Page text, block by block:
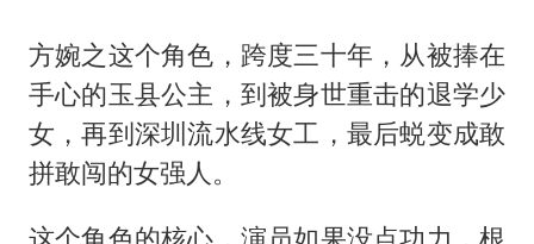
方婉之这个角色，跨度三十年，从被捧在
手心的玉县公主，到被身世重击的退学少
女，再到深圳流水线女工，最后蜕变成敢
拼敢闯的女强人。